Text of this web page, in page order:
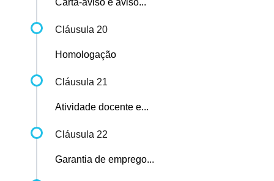
Carta-aviso e aviso...
Cláusula 20
Homologação
Cláusula 21
Atividade docente e...
Cláusula 22
Garantia de emprego...